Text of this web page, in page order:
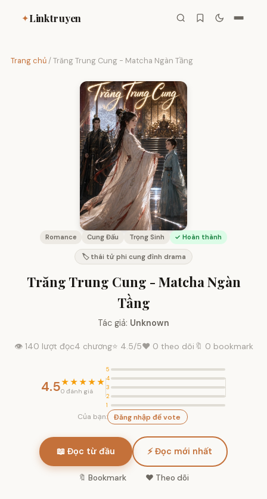
✦Linktruyen
Trang chủ /Trăng Trung Cung - Matcha Ngàn Tầng
Romance Cung Đấu Trọng Sinh ✓ Hoàn thành
🏷️ thái tử phi cung đình drama
Trăng Trung Cung - Matcha Ngàn
Tầng
Tác giả: Unknown
👁 140 lượt đọc4 chương⭐ 4.5/5❤️ 0 theo dõi 🔖 0 bookmark
4.5★★★★★
0 đánh giá
5
4
3
2
1
Của bạn: Đăng nhập để vote
📖 Đọc từ đầu ⚡ Đọc mới nhất
🔖 Bookmark ❤️ Theo dõi